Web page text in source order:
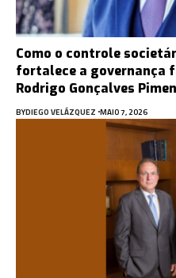
Como o controle
fortalece a governança
Rodrigo Gonçalves
BYDIEGO VELÁZQUEZ MAIO 7, 2026